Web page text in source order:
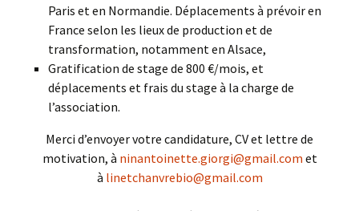
Paris et en Normandie. Déplacements à prévoir en
France selon les lieux de production et de
transformation, notamment en Alsace,
Gratification de stage de 800 €/mois, et
déplacements et frais du stage à la charge de
l’association.
Merci d’envoyer votre candidature, CV et lettre de
motivation, à ninantoinette.giorgi@gmail.com et
à linetchanvrebio@gmail.com